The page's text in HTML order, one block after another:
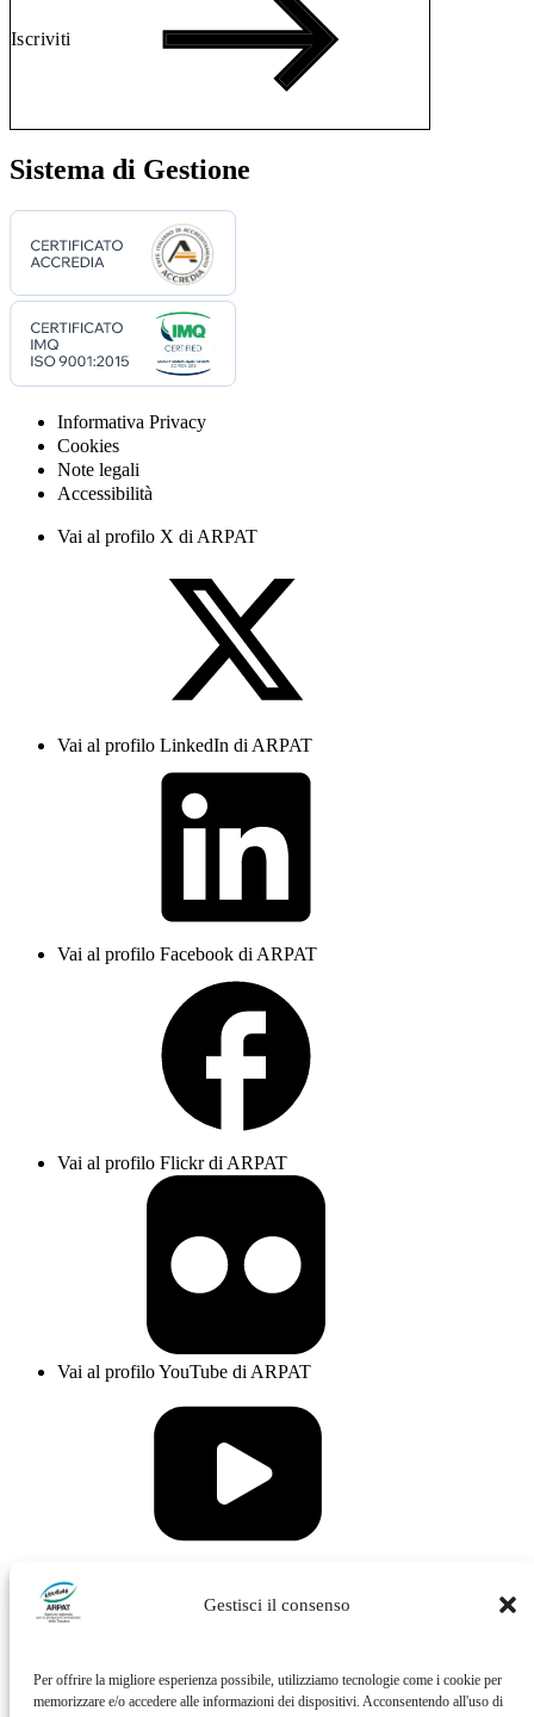
Gestisci il consenso
Per offrire la migliore esperienza possibile, utilizziamo tecnologie come i cookie per
memorizzare e/o accedere alle informazioni dei dispositivi. Acconsentendo all'uso di
Iscriviti
Sistema di Gestione
Informativa Privacy
Cookies
Note legali
Accessibilità
Vai al profilo X di ARPAT
Vai al profilo LinkedIn di ARPAT
Vai al profilo Facebook di ARPAT
Vai al profilo Flickr di ARPAT
Vai al profilo YouTube di ARPAT
Vai al profilo Issuu di ARPAT